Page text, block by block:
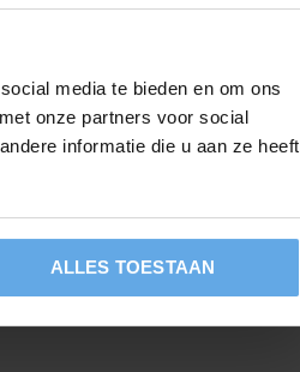
media te bieden en om ons
onze partners voor social
informatie die u aan ze heeft
ALLES TOESTAAN